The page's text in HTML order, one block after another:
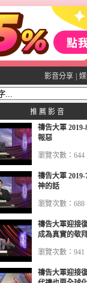
影音分享
推 薦 影 音
禱告大軍
報惡
瀏覽次數：644
禱告大軍
神的話
瀏覽次數：688
禱告大軍迎接
成為真實的敬
瀏覽次數：941
禱告大軍迎接